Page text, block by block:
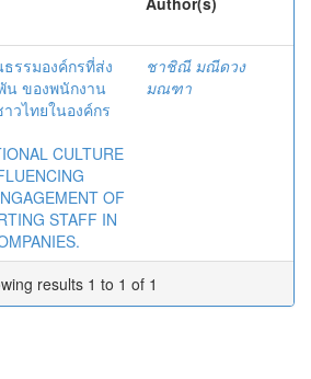
รรมองค์กรที่ส่ง
น ของพนักงาน
วไทยในองค์กร
CULTURE
OF
STAFF IN
ชาชิณี มณีดวง
มณฑา
results 1 to 1 of 1